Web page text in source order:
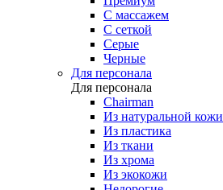
С массажем
С сеткой
Серые
Черные
Для персонала
Для персонала
Chairman
Из натуральной кожи
Из пластика
Из ткани
Из хрома
Из экокожи